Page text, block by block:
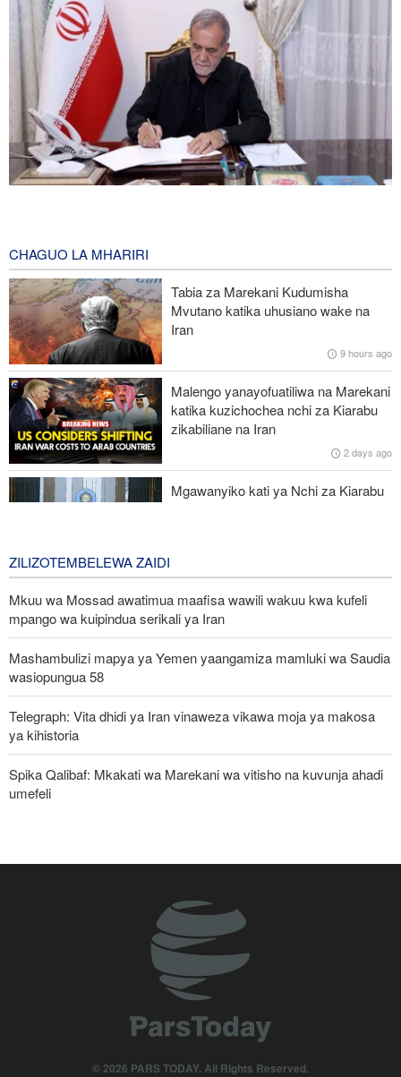
2 hours ago
Maafisa wa ngazi ya juu wa Iran wapongeza nafasi ya waandishi
wa habari katika kuhami ukweli na umoja wa kitaifa
UN: Watoto zaidi ya 300 wamefariki dunia kwa Ebola tangu
kuanza mlipuko huo huko Kongo
Ansarullah: Baraza la Usalama la UN limepoteza hadhi;
maazimio yake hayana thamani
Russia yashambulia eneo la kutengeneza makombora na ghala
la mafuta la Ukraine huko Kyiv
CHAGUO LA MHARIRI
Tabia za Marekani Kudumisha
Mvutano katika uhusiano wake na
Iran
9 hours ago
Malengo yanayofuatiliwa na Marekani
katika kuzichochea nchi za Kiarabu
zikabiliane na Iran
2 days ago
Mgawanyiko kati ya Nchi za Kiarabu
ZILIZOTEMBELEWA ZAIDI
Mkuu wa Mossad awatimua maafisa wawili wakuu kwa kufeli
mpango wa kuipindua serikali ya Iran
Mashambulizi mapya ya Yemen yaangamiza mamluki wa Saudia
wasiopungua 58
Telegraph: Vita dhidi ya Iran vinaweza vikawa moja ya makosa
ya kihistoria
Spika Qalibaf: Mkakati wa Marekani wa vitisho na kuvunja ahadi
umefeli
kujitegemea, kuwa na udugu wa kweli
Uturuki, Saudi Arabia na Pakistan zasaini mkataba wa pamoja wa
ulinzi huku nguvu ya Marekani ikipungua
Watetezi wa Palestina washinda katika uteuzi wa wagombea wa
Democratic wa uchaguzi wa US
Wabunge wa Uganda watilia shaka uamuzi wa serikali kutaka
© 2026 PARS TODAY. All Rights Reserved.